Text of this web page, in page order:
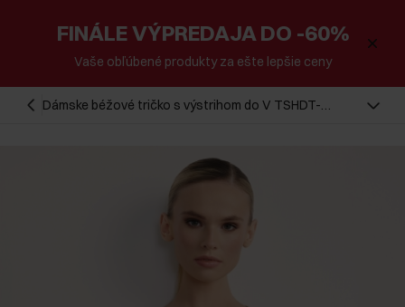
FINÁLE VÝPREDAJA DO -60%
Vaše obľúbené produkty za ešte lepšie ceny
Dámske béžové tričko s výstrihom do V TSHDT-